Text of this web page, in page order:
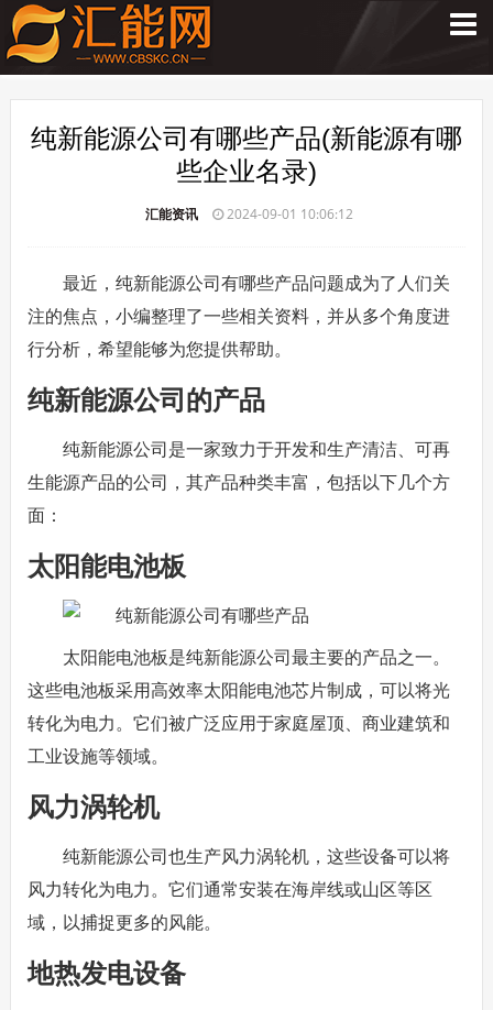
纯新能源公司有哪些产品(新能源有哪
些企业名录)
汇能资讯 2024-09-01 10:06:12
最近，纯新能源公司有哪些产品问题成为了人们关
注的焦点，小编整理了一些相关资料，并从多个角度进
行分析，希望能够为您提供帮助。
纯新能源公司的产品
纯新能源公司是一家致力于开发和生产清洁、可再
生能源产品的公司，其产品种类丰富，包括以下几个方
面：
太阳能电池板
太阳能电池板是纯新能源公司最主要的产品之一。
这些电池板采用高效率太阳能电池芯片制成，可以将光
转化为电力。它们被广泛应用于家庭屋顶、商业建筑和
工业设施等领域。
风力涡轮机
纯新能源公司也生产风力涡轮机，这些设备可以将
风力转化为电力。它们通常安装在海岸线或山区等区
域，以捕捉更多的风能。
地热发电设备